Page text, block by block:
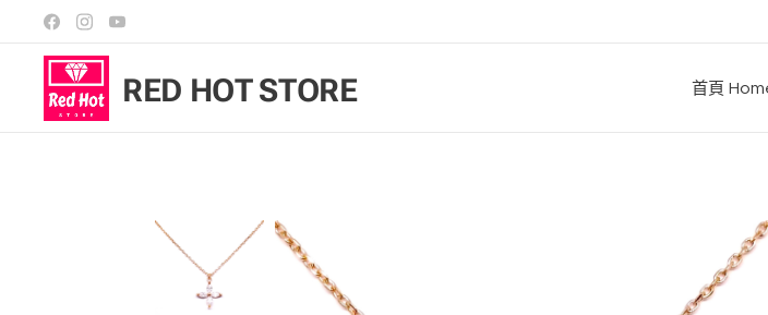
RED HOT STORE 首頁